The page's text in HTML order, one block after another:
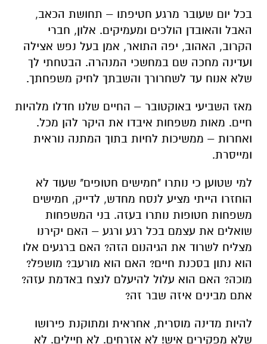
בכל יום שעובר מרגע חטיפתו – תחושת הכאב,
האבל והאובדן הולכים ומעמיקים. אלון, חברי
הקרוב, האהוב, יפה התואר, אמן בעל נפש אצילה
ועדינה מחכה שם במחשכי המנהרה. הבטחתי לך
שלא אנוח עד לשחרורך והשבתך לחיק משפחתך.
מאז השביעי באוקטובר – החיים שלנו חדלו מלהיות
חיים. מאות משפחות איבדו את היקר להן מכל.
ואחרות – ממשיכות לחיות בתוך המתנה נוראית
ומייסרת.
למי שטוען כי נותרו "חמישים חטופים" שעוד לא
הוחזרו הייתי מציע לנסח מחדש, לדייק, חמישים
משפחות חטופות נותרו בעזה. בני המשפחות
שואלים את עצמם בכל רגע ורגע – האם יקירנו
מצליח לשרוד את הגיהנום הזה? האם ברגעים אלו
הוא נתון בסכנת חיים? האם הוא מורעב? מושפל?
מוכה? האם הוא עלול להיעלם לנצח באדמת עזה?
אתם מבינים איזה שבר זה?
להיות מדינה מוסרית, אחראית ומתוקנת פירושו
שלא מפקירים איש! לא אזרחים. לא חיילים. לא